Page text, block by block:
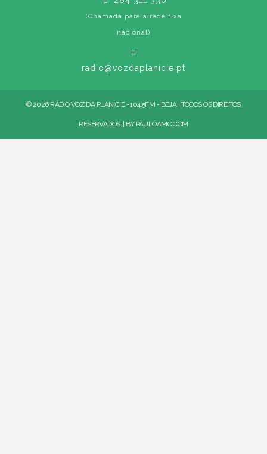
(Chamada para a rede fixa
nacional)
radio@vozdaplanicie.pt
© 2026 RÁDIO VOZ DA PLANÍCIE - 104.5FM - BEJA | TODOS OS DIREITOS
RESERVADOS. | BY PAULOAMC.COM